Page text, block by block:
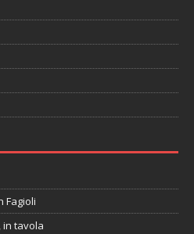
Fagioli
in tavola